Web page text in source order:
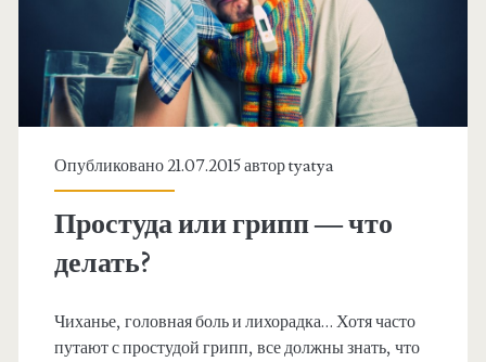
Опубликовано 21.07.2015 авторtyatya
Простуда или грипп — что
делать?
Чиханье, головная боль и лихорадка… Хотя часто
путают с простудой грипп, все должны знать, что